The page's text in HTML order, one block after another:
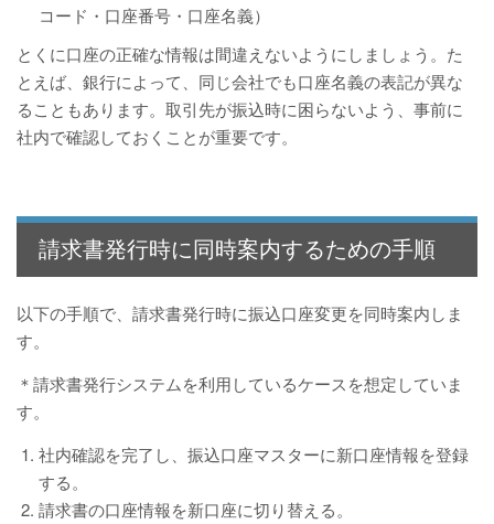
コード・口座番号・口座名義）
とくに口座の正確な情報は間違えないようにしましょう。た
とえば、銀行によって、同じ会社でも口座名義の表記が異な
ることもあります。取引先が振込時に困らないよう、事前に
社内で確認しておくことが重要です。
請求書発行時に同時案内するための手順
以下の手順で、請求書発行時に振込口座変更を同時案内しま
す。
＊請求書発行システムを利用しているケースを想定していま
す。
社内確認を完了し、振込口座マスターに新口座情報を登録
する。
請求書の口座情報を新口座に切り替える。